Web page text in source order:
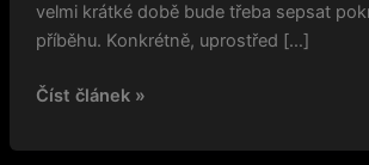
velmi krátké době bude třeba sepsat
příběhu. Konkrétně, uprostřed […]
Číst článek »